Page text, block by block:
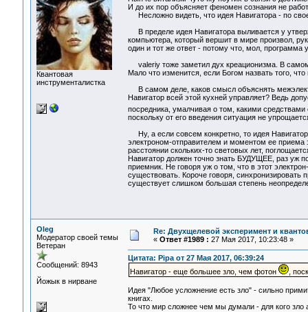
Квантовая
инструменталистка
И до их пор объясняет феномен сознания не
Несложно видеть, что идея Навигатора - по
В пределе идея Навигатора выливается у
компьютера, который вершит в мире произвол,
один и тот же ответ - потому что, мол, программа
valeriy тоже заметил дух креационизма. В самом
Мало что изменится, если Богом назвать того,
В самом деле, каков смысл объяснять
Навигатор всей этой кухней управляет? Ведь
посредника, умалчивая о том, какими
поскольку от его введения ситуация не
Ну, а если совсем конкретно, то идея
электроном-отправителем и моментом ее приема
расстоянии скольких-то световых лет,
Навигатор должен точно знать БУДУЩЕЕ, раз уж
приемник. Не говоря уж о том, что в этот
существовать. Короче говоря,
существует слишком большая степень
Oleg
Модератор своей темы
Ветеран
Сообщений: 8943
Йожык в нирване
Re: Двухщелевой эксперимент и
« Ответ #1989 : 27 Мая 2017, 10:23:48 »
Цитата: Pipa от 27 Мая 2017, 06:39:24
Навигатор - еще большее зло, чем фотон
,
Идея "Любое усложнение есть зло" - сильно
книгах.
То что мир сложнее чем мы думали - для кого зло